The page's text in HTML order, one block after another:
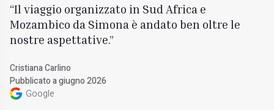
Il viaggio organizzato in Sud Africa e
Mozambico da Simona è andato ben oltre le
nostre aspettative.
Cristiana Carlino
Pubblicato a giugno 2026
Google